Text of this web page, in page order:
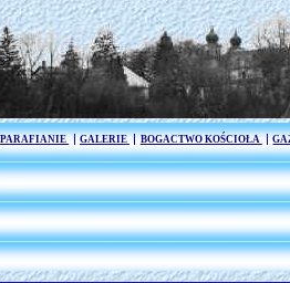
PARAFIANIE GALERIE BOGACTWO KOŚCIOŁA